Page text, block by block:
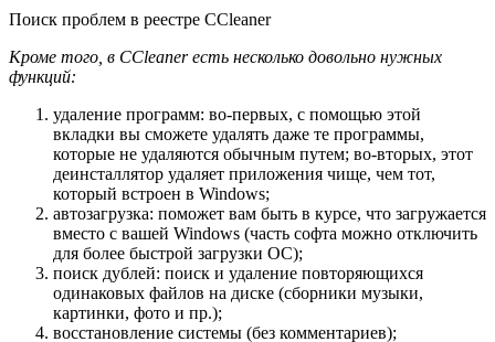
Поиск проблем в реестре CCleaner
Кроме того, в CCleaner есть несколько довольно нужных
функций:
удаление программ: во-первых, с помощью этой
вкладки вы сможете удалять даже те программы,
которые не удаляются обычным путем; во-вторых, этот
деинсталлятор удаляет приложения чище, чем тот,
который встроен в Windows;
автозагрузка: поможет вам быть в курсе, что загружается
вместо с вашей Windows (часть софта можно отключить
для более быстрой загрузки ОС);
поиск дублей: поиск и удаление повторяющихся
одинаковых файлов на диске (сборники музыки,
картинки, фото и пр.);
восстановление системы (без комментариев);